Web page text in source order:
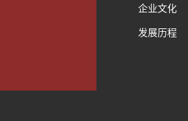
企业文化
发展历程